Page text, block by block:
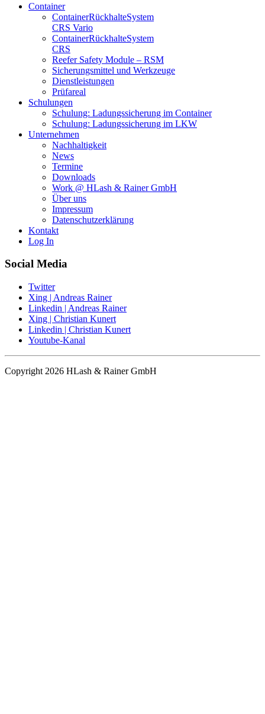
Container
Container­Rückhalte­System
CRS Vario
Container­Rückhalte­System
CRS
Reefer Safety Module – RSM
Sicherungsmittel und Werkzeuge
Dienstleistungen
Prüfareal
Schulungen
Schulung: Ladungssicherung im Container
Schulung: Ladungssicherung im LKW
Unternehmen
Nachhaltigkeit
News
Termine
Downloads
Work @ HLash & Rainer GmbH
Über uns
Impressum
Datenschutzerklärung
Kontakt
Log In
Social Media
Twitter
Xing | Andreas Rainer
Linkedin | Andreas Rainer
Xing | Christian Kunert
Linkedin | Christian Kunert
Youtube-Kanal
Copyright 2026 HLash & Rainer GmbH